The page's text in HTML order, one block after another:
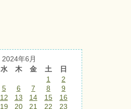
2024年6月
水 木 金 土
日
1
2
5 6 7 8
9
12 13 14 15
16
19 20 21 22 23